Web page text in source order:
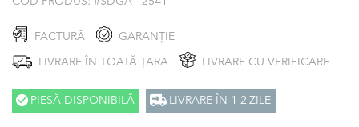
FACTURĂ GARANȚIE
LIVRARE ÎN TOATĂ ȚARA LIVRARE CU VERIFICARE
PIESĂ DISPONIBILĂ LIVRARE ÎN 1-2 ZILE